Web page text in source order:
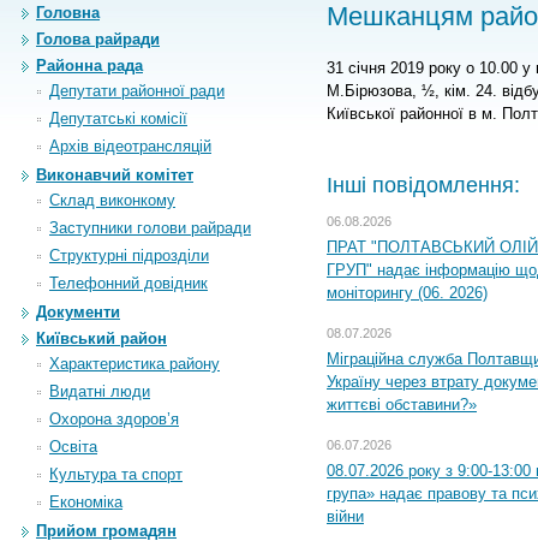
Головна
Голова райради
Районна рада
Депутати районної ради
Депутатські комісії
Архiв вiдеотрансляцiй
Виконавчий комітет
Склад виконкому
Заступники голови райради
Структурні підрозділи
Телефонний довідник
Документи
Київський район
Характеристика району
Видатні люди
Охорона здоров’я
Освіта
Культура та спорт
Економіка
Прийом громадян
Мешканцям
31 січня 2019 року о 10.00 у
М.Бірюзова, ½, кім. 24.
Київської районної в м.
Інші повідомлення:
06.08.2026
ПРАТ "ПОЛТАВСЬКИЙ
ГРУП" надає інформацію
моніторингу (06. 2026)
08.07.2026
Міграційна служба
Україну через втрату
життєві обставини?»
06.07.2026
08.07.2026 року з 9:00-13:00
група» надає правову та
війни